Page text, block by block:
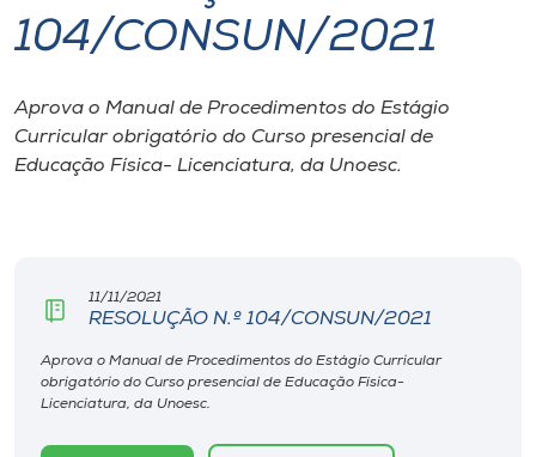
I.nova
Diplomados
Editora
104/CONSUN/2021
Aprova o Manual de Procedimentos do Estágio
Curricular obrigatório do Curso presencial de
Educação Física- Licenciatura, da Unoesc.
11/11/2021
RESOLUÇÃO N.º 104/CONSUN/2021
Aprova o Manual de Procedimentos do Estágio Curricular
obrigatório do Curso presencial de Educação Física-
Licenciatura, da Unoesc.